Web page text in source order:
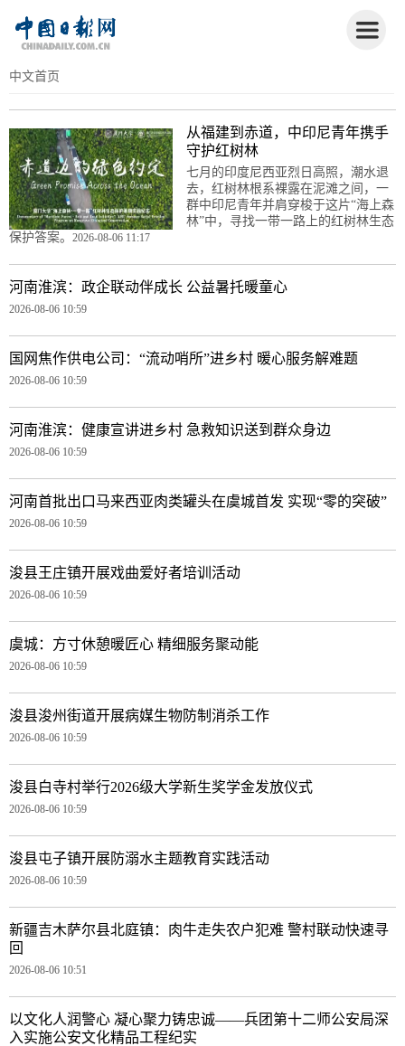
中文首页
从福建到赤道，中印尼青年携手
守护红树林
七月的印度尼西亚烈日高照，潮水退
去，红树林根系裸露在泥滩之间，一
群中印尼青年并肩穿梭于这片“海上森
林”中，寻找一带一路上的红树林生态
保护答案。 2026-08-06 11:17
河南淮滨：政企联动伴成长 公益暑托暖童心
2026-08-06 10:59
国网焦作供电公司：“流动哨所”进乡村 暖心服务解难题
2026-08-06 10:59
河南淮滨：健康宣讲进乡村 急救知识送到群众身边
2026-08-06 10:59
河南首批出口马来西亚肉类罐头在虞城首发 实现“零的突破”
2026-08-06 10:59
浚县王庄镇开展戏曲爱好者培训活动
2026-08-06 10:59
虞城：方寸休憩暖匠心 精细服务聚动能
2026-08-06 10:59
浚县浚州街道开展病媒生物防制消杀工作
2026-08-06 10:59
浚县白寺村举行2026级大学新生奖学金发放仪式
2026-08-06 10:59
浚县屯子镇开展防溺水主题教育实践活动
2026-08-06 10:59
新疆吉木萨尔县北庭镇：肉牛走失农户犯难 警村联动快速寻
回
2026-08-06 10:51
以文化人润警心 凝心聚力铸忠诚——兵团第十二师公安局深
入实施公安文化精品工程纪实